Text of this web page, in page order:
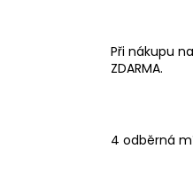
Při nákupu
ZDARMA.
4 odběrná